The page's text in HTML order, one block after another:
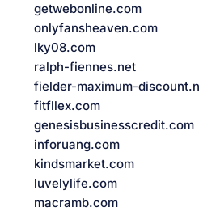
getwebonline.com
onlyfansheaven.com
lky08.com
ralph-fiennes.net
fielder-maximum-
fitfllex.com
genesisbusinesscredit.com
inforuang.com
kindsmarket.com
luvelylife.com
macramb.com